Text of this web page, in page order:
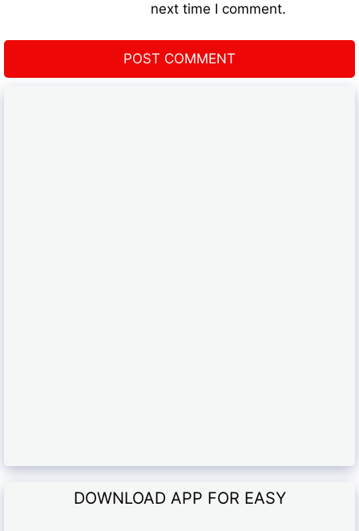
next time I comment.
DOWNLOAD APP FOR EASY